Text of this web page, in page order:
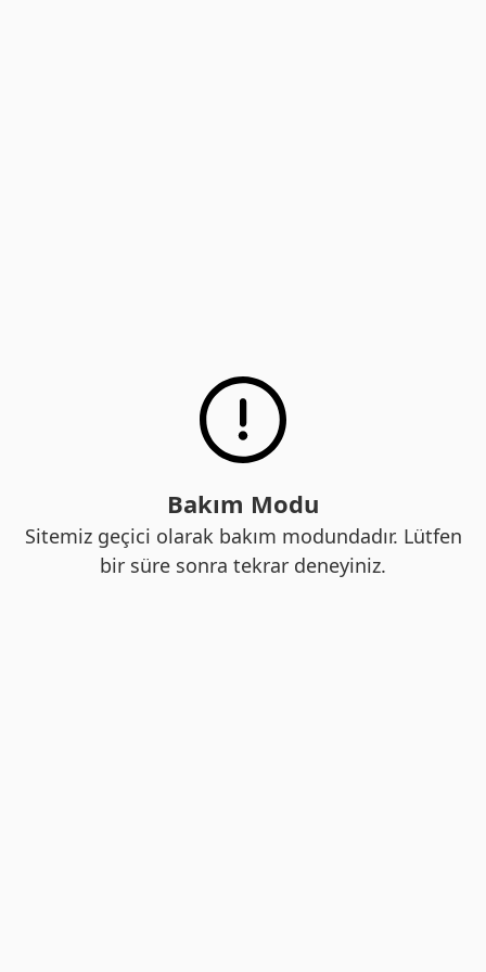
Bakım Modu
Sitemiz geçici olarak bakım modundadır. Lütfen
bir süre sonra tekrar deneyiniz.